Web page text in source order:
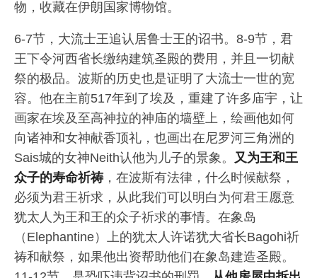
物，收藏在伊朗国家博物馆。
6-7节，大流士王追认居鲁士王的诏书。8-9节，君
王下令河西省长缴纳建筑圣殿的费用，并且一切献
祭的极品。波斯的历史也是证明了大流士一世的宽
容。他在主前517年到了埃及，重建了许多庙宇，让
画家在埃及至高神拉的神庙的墙壁上，绘画他如何
向诸神和女神献香顶礼，也画出在尼罗河三角洲的
Sais城的女神Neith认他为儿子的景象。 又为王和王
众子的寿命祈祷 ，在波斯有法律，什么时候献祭，
必须为君王祈求，从此我们可以明白为何君王愿意
犹太人为王和王的众子祈求的事情。在象岛
（Elephantine）上的犹太人许诺犹大省长Bagohi祈
祷和献祭，如果他出资帮助他们在象岛建造圣殿。